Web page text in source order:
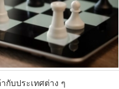
กับประเทศต่าง ๆ